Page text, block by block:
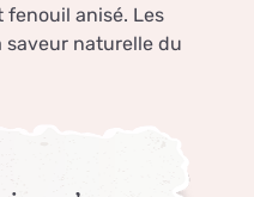
anisé. Les
naturelle du